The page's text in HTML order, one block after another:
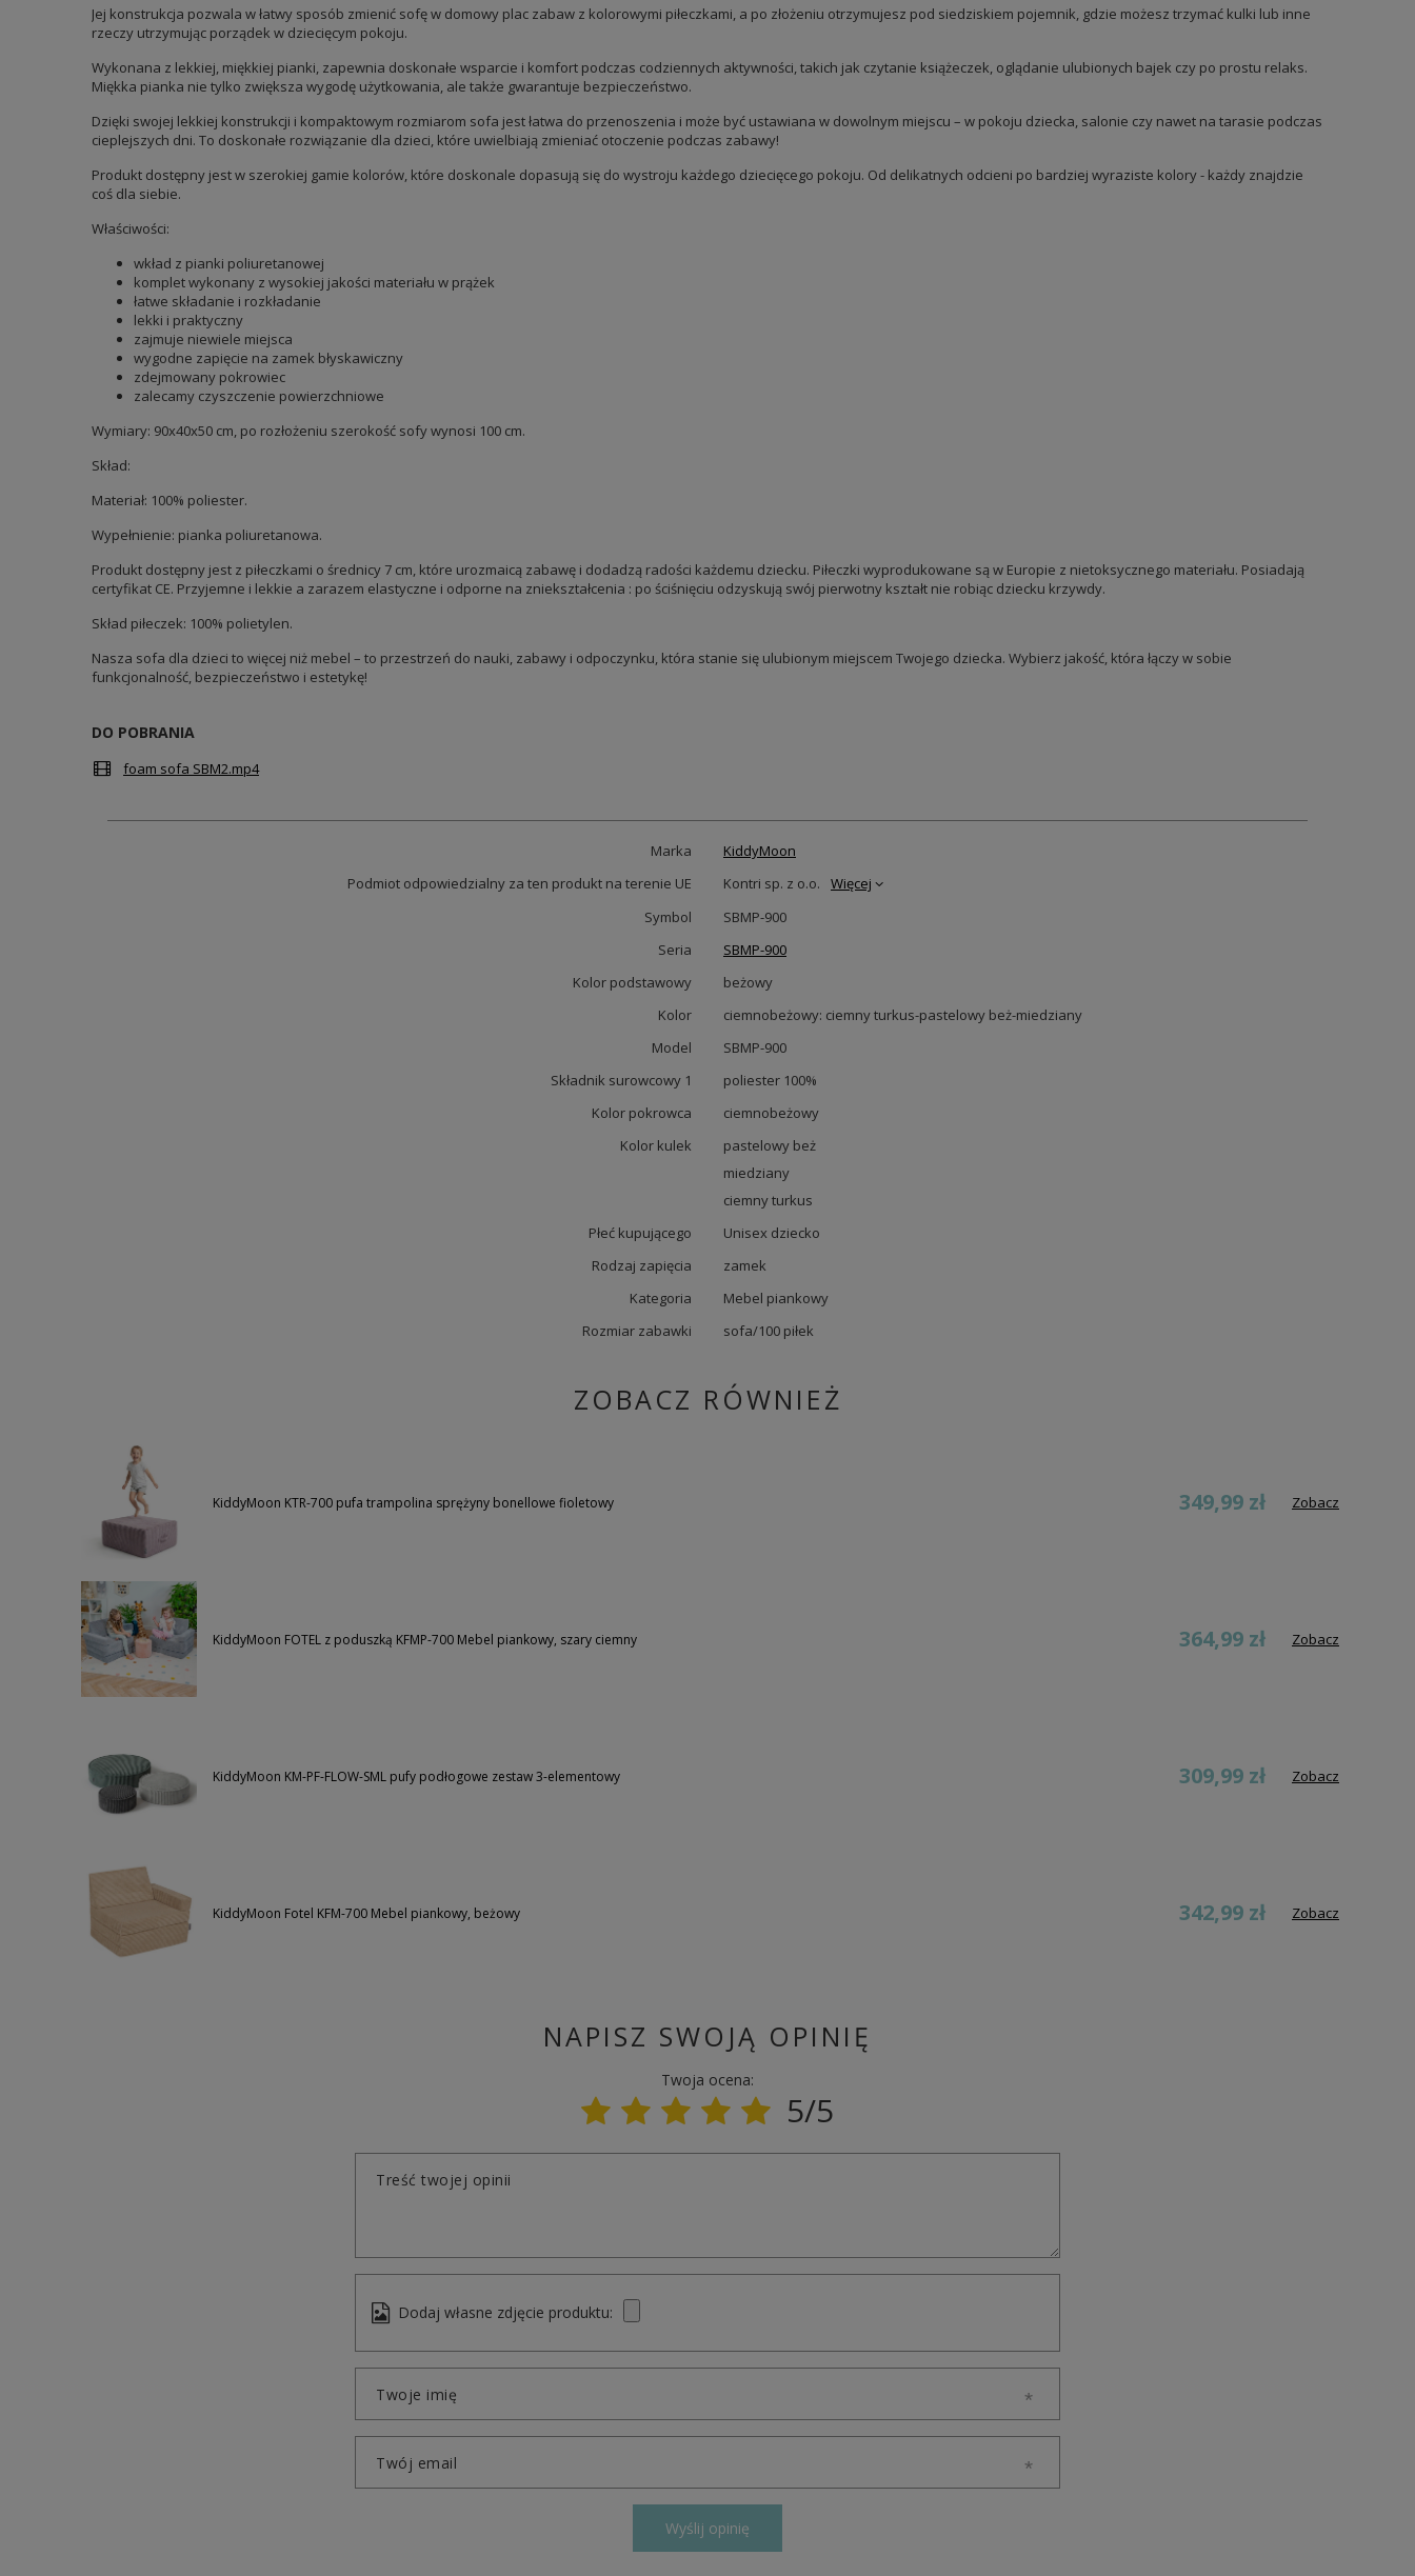
Jej konstrukcja pozwala w łatwy sposób zmienić sofę w domowy plac zabaw z kolorowymi piłeczkami, a po złożeniu otrzymujesz pod siedziskiem pojemnik, gdzie możesz trzymać kulki lub inne
rzeczy utrzymując porządek w dziecięcym pokoju.
Wykonana z lekkiej, miękkiej pianki, zapewnia doskonałe wsparcie i komfort podczas codziennych aktywności, takich jak czytanie książeczek, oglądanie ulubionych bajek czy po prostu relaks.
Miękka pianka nie tylko zwiększa wygodę użytkowania, ale także gwarantuje bezpieczeństwo.
Dzięki swojej lekkiej konstrukcji i kompaktowym rozmiarom sofa jest łatwa do przenoszenia i może być ustawiana w dowolnym miejscu – w pokoju dziecka, salonie czy nawet na tarasie podczas
cieplejszych dni. To doskonałe rozwiązanie dla dzieci, które uwielbiają zmieniać otoczenie podczas zabawy!
Produkt dostępny jest w szerokiej gamie kolorów, które doskonale dopasują się do wystroju każdego dziecięcego pokoju. Od delikatnych odcieni po bardziej wyraziste kolory - każdy znajdzie
coś dla siebie.
Właściwości:
wkład z pianki poliuretanowej
komplet wykonany z wysokiej jakości materiału w prążek
łatwe składanie i rozkładanie
lekki i praktyczny
zajmuje niewiele miejsca
wygodne zapięcie na zamek błyskawiczny
zdejmowany pokrowiec
zalecamy czyszczenie powierzchniowe
Wymiary: 90x40x50 cm, po rozłożeniu szerokość sofy wynosi 100 cm.
Skład:
Materiał: 100% poliester.
Wypełnienie: pianka poliuretanowa.
Produkt dostępny jest z piłeczkami o średnicy 7 cm, które urozmaicą zabawę i dodadzą radości każdemu dziecku. Piłeczki wyprodukowane są w Europie z nietoksycznego materiału. Posiadają
certyfikat CE. Przyjemne i lekkie a zarazem elastyczne i odporne na zniekształcenia : po ściśnięciu odzyskują swój pierwotny kształt nie robiąc dziecku krzywdy.
Skład piłeczek: 100% polietylen.
Nasza sofa dla dzieci to więcej niż mebel – to przestrzeń do nauki, zabawy i odpoczynku, która stanie się ulubionym miejscem Twojego dziecka. Wybierz jakość, która łączy w sobie
funkcjonalność, bezpieczeństwo i estetykę!
DO POBRANIA
foam sofa SBM2.mp4
Marka
KiddyMoon
Podmiot odpowiedzialny za ten produkt na terenie UE
Kontri sp. z o.o.
Więcej
Symbol
SBMP-900
Seria
SBMP-900
Kolor podstawowy
beżowy
Kolor
ciemnobeżowy: ciemny turkus-pastelowy beż-miedziany
Model
SBMP-900
Składnik surowcowy 1
poliester 100%
Kolor pokrowca
ciemnobeżowy
Kolor kulek
pastelowy beż
miedziany
ciemny turkus
Płeć kupującego
Unisex dziecko
Rodzaj zapięcia
zamek
Kategoria
Mebel piankowy
Rozmiar zabawki
sofa/100 piłek
ZOBACZ RÓWNIEŻ
KiddyMoon KTR-700 pufa trampolina sprężyny bonellowe fioletowy 349,99 zł Zobacz
KiddyMoon FOTEL z poduszką KFMP-700 Mebel piankowy, szary ciemny 364,99 zł Zobacz
KiddyMoon KM-PF-FLOW-SML pufy podłogowe zestaw 3-elementowy 309,99 zł Zobacz
KiddyMoon Fotel KFM-700 Mebel piankowy, beżowy 342,99 zł Zobacz
NAPISZ SWOJĄ OPINIĘ
Twoja ocena:
5/5
Treść twojej opinii
Dodaj własne zdjęcie produktu:
Twoje imię
Twój email
Wyślij opinię